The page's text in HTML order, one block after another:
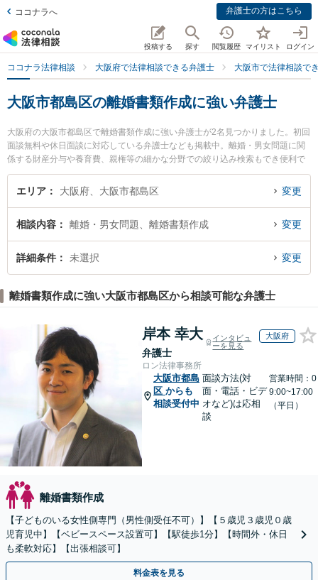
ココナラへ 弁護士の方はこちら
投稿する 探す 閲覧履歴 マイリスト ログイン
ココナラ法律相談 大阪府で法律相談できる弁護士 大阪市で法律相談で
大阪市都島区の離婚書類作成に強い弁護士
大阪府の大阪市都島区で離婚書類作成に強い弁護士が2名見つかりました。初回
面談無料や休日面談に対応している弁護士なども掲載中。離婚・男女問題に関
係する財産分与や養育費、親権等の細かな分野での絞り込み検索もでき便利で
す。特に都島法律事務所の松浦 宏彰弁護士や友渕・希法律事務所の村本 健司弁
護士のプロフィール情報や弁護士費用、強みなどが注目されています。『大阪
したい』『初回相談無料で離婚書類作成を法律相談できる大阪市都島区内の弁
護士に相談予約したい』などでお困りの相談者さんにおすすめです。
エリア 大阪府、大阪市都島区 変更
相談内容 離婚・男女問題、離婚書類作成 変更
詳細条件 未選択 変更
離婚書類作成に強い大阪市都島区から相談可能な弁護士
岸本 幸大
弁護士
インタビュ
ーを見る
大阪府
ロン法律事務所
大阪市都島
区 からも
相談受付中
面談方法(対
面・電話・ビデ
オなど)は応相
談
営業時間：0
9:00~17:00
（平日）
離婚書類作成
【子どものいる女性側専門（男性側受任不可）】【５歳児３歳児０歳
児育児中】【ベビースペース設置可】【駅徒歩1分】【時間外・休日
も柔軟対応】【出張相談可】
料金表を見る